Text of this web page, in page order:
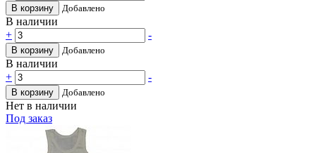
В корзину Добавлено
В наличии
+
-
В корзину Добавлено
В наличии
+
-
В корзину Добавлено
Нет в наличии
Под заказ